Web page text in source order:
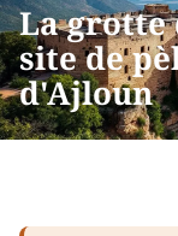
La grotte
site de
d'Ajloun